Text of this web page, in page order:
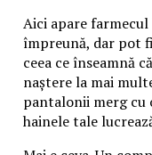
Aici apare
împreună, dar pot
ceea ce înseamnă
naștere la mai
pantalonii merg cu
hainele tale